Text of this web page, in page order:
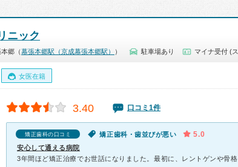
ニック
郷（幕張本郷駅（京成幕張本郷駅） ） 駐車場あり マイナ受付 (
女医在籍
3.40 口コミ1件
矯正歯科の口コミ 矯正歯科・歯並びが悪い 5.0
安心して通える病院